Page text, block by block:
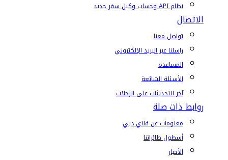
نظام API وحساب وكيل سفر جديد
الاتصال
تواصل معنا
راسلنا عبر البريد الإلكتروني
المساعدة
الأسئلة الشائعة
آخر التحديثات على الرحلات
روابط ذات صلة
معلومات عن فلاي دبي
أسطول طائراتنا
الأخبار